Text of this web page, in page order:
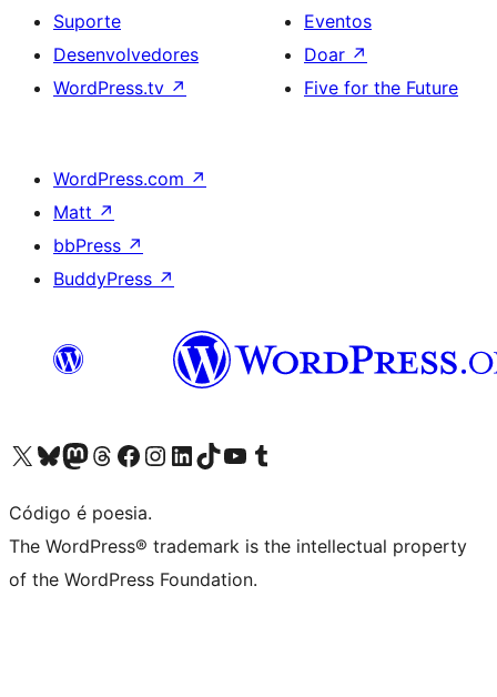
Suporte
Desenvolvedores
WordPress.tv ↗
Eventos
Doar ↗
Five for the Future
WordPress.com ↗
Matt ↗
bbPress ↗
BuddyPress ↗
Acessar nossa conta do X (antigo Twitter)
Acessar nossa conta do Bluesky
Acessar nossa conta do Mastodon
Acessar nossa conta do Threads
Acessar nossa página do Facebook
Acessar nossa conta do Instagram
Acessar nossa conta do LinkedIn
Acessar nossa conta do TikTok
Acessar nosso canal do YouTube
Acessar nossa conta no Tumblr
Código é poesia.
The WordPress® trademark is the intellectual property
of the WordPress Foundation.